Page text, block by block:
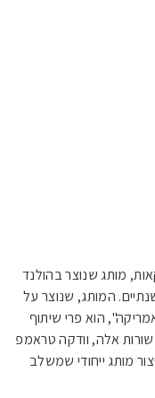
מותג שנוצר בהולנד
המותג, שנוצר על
הוא פרי שיתוף
אלה, וודקה טראמפ
מותג ייחודי שמשלב